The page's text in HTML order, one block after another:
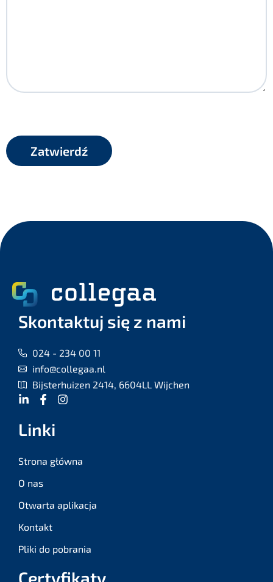
Skontaktuj się z nami
024 - 234 00 11
info@collegaa.nl
Bijsterhuizen 2414, 6604LL Wijchen
Linki
Strona główna
O nas
Otwarta aplikacja
Kontakt
Pliki do pobrania
Certyfikaty